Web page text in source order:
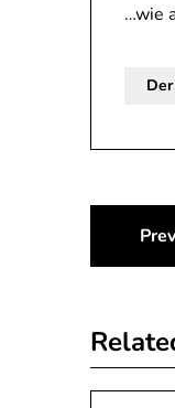
…wie